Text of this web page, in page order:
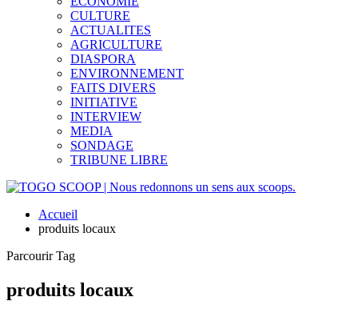
CULTURE
ACTUALITES
AGRICULTURE
DIASPORA
ENVIRONNEMENT
FAITS DIVERS
INITIATIVE
INTERVIEW
MEDIA
SONDAGE
TRIBUNE LIBRE
Accueil
produits locaux
Parcourir Tag
produits locaux